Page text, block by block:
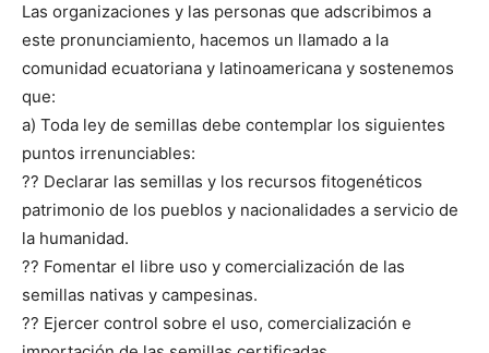
Las organizaciones y las personas que adscribimos a
este pronunciamiento, hacemos un llamado a la
comunidad ecuatoriana y latinoamericana y sostenemos
que:
a) Toda ley de semillas debe contemplar los siguientes
puntos irrenunciables:
?? Declarar las semillas y los recursos fitogenéticos
patrimonio de los pueblos y nacionalidades a servicio de
la humanidad.
?? Fomentar el libre uso y comercialización de las
semillas nativas y campesinas.
?? Ejercer control sobre el uso, comercialización e